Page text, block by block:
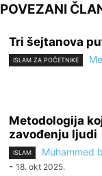
POVEZANI
Tri šejtanova
ISLAM ZA POČETNIKE
Metodologija
zavođenju ljudi
ISLAM
Muhammed
- 18. okt 2025.